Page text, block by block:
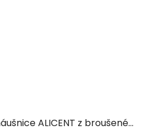
Duhové květinové náušnice ALICENT z broušeného skla